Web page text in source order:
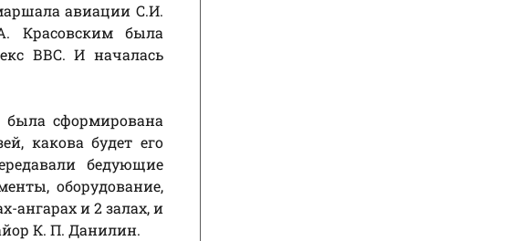
авиации С.И.
Красовским была
ВВС. И началась
была сформирована
какова будет его
бедующие
оборудование,
ангарах и 2 залах, и
К. П. Данилин.